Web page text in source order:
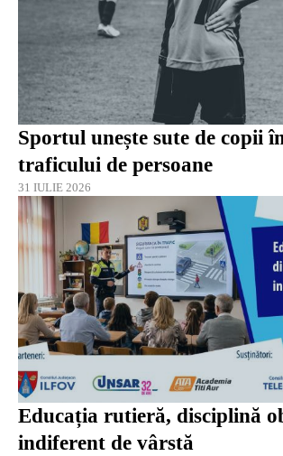
Sportul unește sute de copii
traficului de persoane
31 IULIE 2026
Educația rutieră, disciplină
indiferent de vârstă